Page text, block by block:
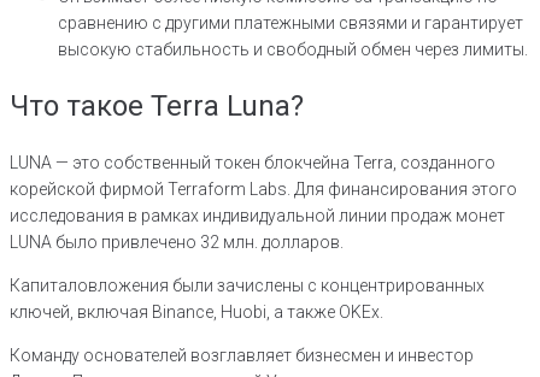
сравнению с другими платежными связями и гарантирует
высокую стабильность и свободный обмен через лимиты.
Что такое Terra Luna?
LUNA — это собственный токен блокчейна Terra, созданного
корейской фирмой Terraform Labs. Для финансирования этого
исследования в рамках индивидуальной линии продаж монет
LUNA было привлечено 32 млн. долларов.
Капиталовложения были зачислены с концентрированных
ключей, включая Binance, Huobi, а также OKEx.
Команду основателей возглавляет бизнесмен и инвестор